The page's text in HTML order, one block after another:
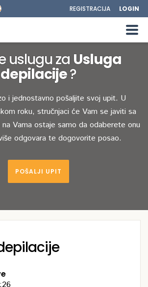
REGISTRACIJA LOGIN
uslugu za Usluga
depilacije?
i jednostavno pošaljite svoj upit. U
roku, stručnjaci će Vam se javiti sa
Vama ostaje samo da odaberete onu
odgovara te dogovorite posao.
POŠALJI UPIT